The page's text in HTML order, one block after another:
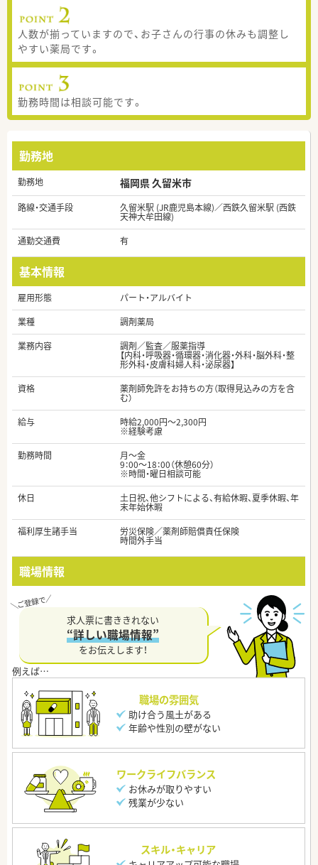
人数が揃っていますので、お子さんの行事の休みも調整し
やすい薬局です。
勤務時間は相談可能です。
勤務地
勤務地 福岡県 久留米市
路線・交通手段 久留米駅 (JR鹿児島本線)／西鉄久留米駅 (西鉄
天神大牟田線)
通勤交通費
有
基本情報
雇用形態
パート・アルバイト
業種
調剤薬局
業務内容
調剤／監査／服薬指導
【内科・呼吸器・循環器・消化器・外科・脳外科・整
形外科・皮膚科婦人科・泌尿器】
資格
薬剤師免許をお持ちの方（取得見込みの方を含
む）
給与
時給2,000円～2,300円
※経験考慮
勤務時間
月～金
9：00～18：00（休憩60分）
※時間・曜日相談可能
休日
土日祝、他シフトによる、有給休暇、夏季休暇、年
末年始休暇
福利厚生諸手当
労災保険／薬剤師賠償責任保険
時間外手当
職場情報
求人票に書ききれない
“詳しい職場情報”
をお伝えします！
職場の雰囲気
助け合う風土がある
年齢や性別の壁がない
ワークライフバランス
お休みが取りやすい
残業が少ない
スキル・キャリア